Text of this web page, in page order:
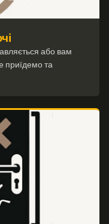
або вам
приїдемо та